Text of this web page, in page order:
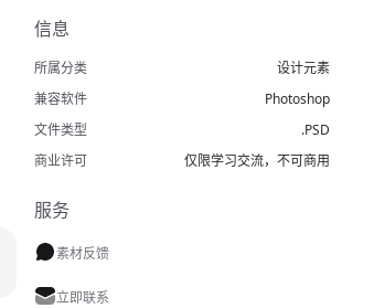
信息
所属分类
设计元素
兼容软件
Photoshop
文件类型
.PSD
商业许可
仅限学习交流，不可商用
服务
素材反馈
立即联系